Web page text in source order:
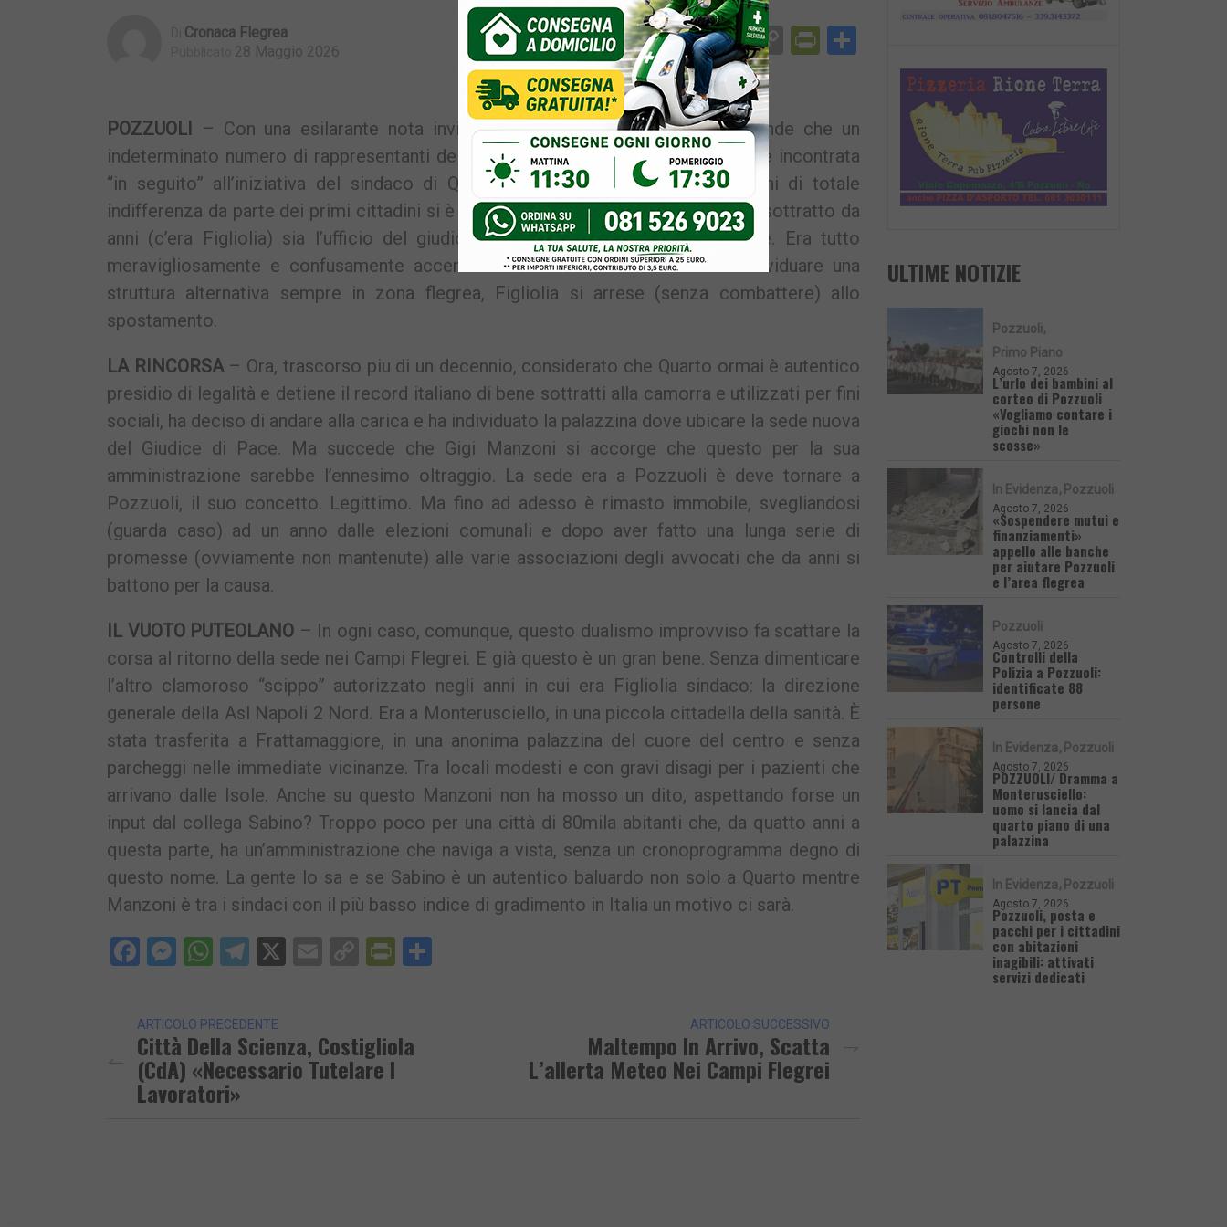
Cronaca Flegrea
28 Maggio 2026 Facebook
Messenger
WhatsApp
Telegram
X EmailCopyPrintFriendly
POZZUOLI
– Con una esilarante nota inviat dal Comune di Pozzuoli si apprende che un
indeterminato numero di rappresentanti dei quattro municipi dell’area flegrea si è incontrata
“in seguito” all’iniziativa del sindaco di Quarto, Antonio Sabino, che dopo anni di totale
indifferenza da parte dei primi cittadini si è accorto che ai Campi Flegrei è stato sottratto da
anni (c’era Figliolia) sia l’ufficio del giudice di pace che la sede del tribunale. Era tutto
meravigliosamente e confusamente accentrato a via Celle. Piuttosto che individuare una
struttura alternativa sempre in zona flegrea, Figliolia si arrese (senza combattere) allo
spostamento.
LA RINCORSA– Ora, trascorso piu di un decennio, considerato che Quarto ormai è autentico
presidio di legalità e detiene il record italiano di bene sottratti alla camorra e utilizzati per fini
sociali, ha deciso di andare alla carica e ha individuato la palazzina dove ubicare la sede nuova
del Giudice di Pace. Ma succede che Gigi Manzoni si accorge che questo per la sua
amministrazione sarebbe l’ennesimo oltraggio. La sede era a Pozzuoli è deve tornare a
Pozzuoli, il suo concetto. Legittimo. Ma fino ad adesso è rimasto immobile, svegliandosi
(guarda caso) ad un anno dalle elezioni comunali e dopo aver fatto una lunga serie di
promesse (ovviamente non mantenute) alle varie associazioni degli avvocati che da anni si
battono per la causa.
IL VUOTO PUTEOLANO – In ogni caso, comunque, questo dualismo improvviso fa scattare la
corsa al ritorno della sede nei Campi Flegrei. E già questo è un gran bene. Senza dimenticare
l’altro clamoroso “scippo” autorizzato negli anni in cui era Figliolia sindaco: la direzione
generale della Asl Napoli 2 Nord. Era a Monterusciello, in una piccola cittadella della sanità. È
stata trasferita a Frattamaggiore, in una anonima palazzina del cuore del centro e senza
parcheggi nelle immediate vicinanze. Tra locali modesti e con gravi disagi per i pazienti che
arrivano dalle Isole. Anche su questo Manzoni non ha mosso un dito, aspettando forse un
input dal collega Sabino? Troppo poco per una città di 80mila abitanti che, da quatto anni a
questa parte, ha un’amministrazione che naviga a vista, senza un cronoprogramma degno di
questo nome. La gente lo sa e se Sabino è un autentico baluardo non solo a Quarto mentre
Manzoni è tra i sindaci con il più basso indice di gradimento in Italia un motivo ci sarà.
Facebook
Messenger
WhatsApp
Telegram
X EmailCopyPrintFriendly
ARTICOLO PRECEDENTE
Città Della Scienza, Costigliola
(CdA) «Necessario Tutelare I
Lavoratori»
ARTICOLO SUCCESSIVO
Maltempo In Arrivo, Scatta
L’allerta Meteo Nei Campi Flegrei
ULTIME NOTIZIE
Pozzuoli
Primo Piano
Agosto 7, 2026
L’urlo dei bambini al
corteo di Pozzuoli
«Vogliamo contare i
giochi non le
scosse»
In Evidenza Pozzuoli
Agosto 7, 2026
«Sospendere mutui e
finanziamenti»
appello alle banche
per aiutare Pozzuoli
e l’area flegrea
Pozzuoli
Agosto 7, 2026
Controlli della
Polizia a Pozzuoli:
identificate 88
persone
In Evidenza Pozzuoli
Agosto 7, 2026
POZZUOLI/ Dramma a
Monterusciello:
uomo si lancia dal
quarto piano di una
palazzina
In Evidenza Pozzuoli
Agosto 7, 2026
Pozzuoli, posta e
pacchi per i cittadini
con abitazioni
inagibili: attivati
servizi dedicati